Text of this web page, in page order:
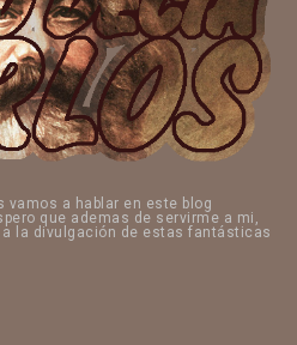
vamos a hablar en este blog
que ademas de servirme a mi,
la divulgación de estas fantásticas